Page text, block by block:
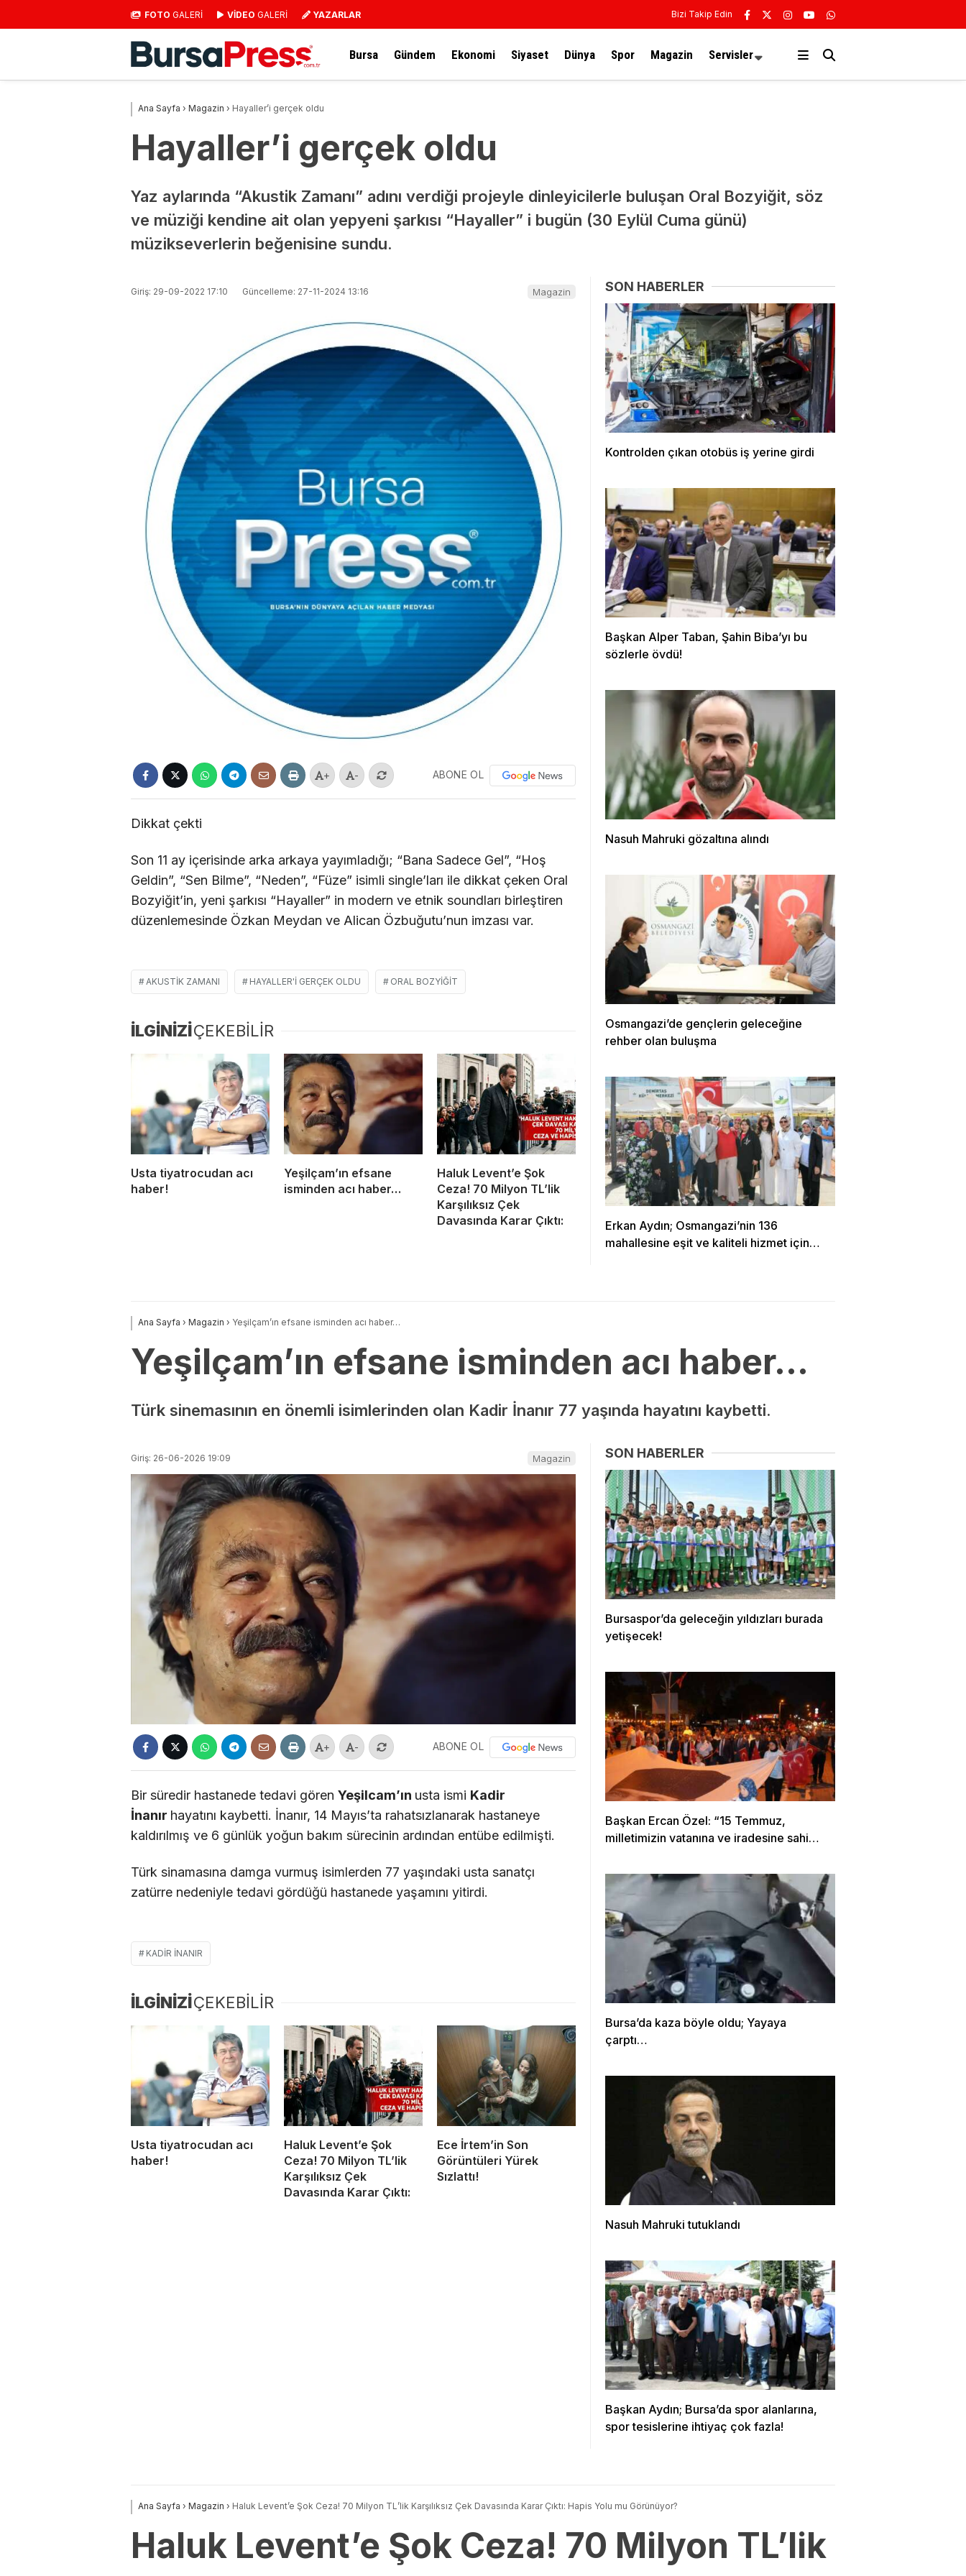
FOTO GALERİ VİDEO GALERİ YAZARLAR Bizi Takip Edin
Bursa Gündem Ekonomi Siyaset Dünya Spor Magazin Servisler
Ana Sayfa › Magazin › Hayaller’i gerçek oldu
Hayaller’i gerçek oldu
Yaz aylarında “Akustik Zamanı” adını verdiği projeyle dinleyicilerle buluşan Oral Bozyiğit, söz
ve müziği kendine ait olan yepyeni şarkısı “Hayaller” i bugün (30 Eylül Cuma günü)
müzikseverlerin beğenisine sundu.
Giriş: 29-09-2022 17:10 Güncelleme: 27-11-2024 13:16 Magazin
+ - ABONE OL
Dikkat çekti
Son 11 ay içerisinde arka arkaya yayımladığı; “Bana Sadece Gel”, “Hoş
Geldin”, “Sen Bilme”, “Neden”, “Füze” isimli single’ları ile dikkat çeken Oral
Bozyiğit’in, yeni şarkısı “Hayaller” in modern ve etnik soundları birleştiren
düzenlemesinde Özkan Meydan ve Alican Özbuğutu’nun imzası var.
AKUSTIK ZAMANI HAYALLER'I GERÇEK OLDU ORAL BOZYIĞIT
İLGİNİZİÇEKEBİLİR
Usta tiyatrocudan acı
haber!
Yeşilçam’ın efsane
isminden acı haber…
Haluk Levent’e Şok
Ceza! 70 Milyon TL’lik
Karşılıksız Çek
Davasında Karar Çıktı:
SON HABERLER
Kontrolden çıkan otobüs iş yerine girdi
Başkan Alper Taban, Şahin Biba’yı bu
sözlerle övdü!
Nasuh Mahruki gözaltına alındı
Osmangazi’de gençlerin geleceğine
rehber olan buluşma
Erkan Aydın; Osmangazi’nin 136
mahallesine eşit ve kaliteli hizmet için
Ana Sayfa › Magazin › Yeşilçam’ın efsane isminden acı haber…
Yeşilçam’ın efsane isminden acı haber…
Türk sinemasının en önemli isimlerinden olan Kadir İnanır 77 yaşında hayatını kaybetti.
Giriş: 26-06-2026 19:09 Magazin
+ - ABONE OL
Bir süredir hastanede tedavi gören Yeşilcam’ın usta ismi Kadir
İnanır hayatını kaybetti. İnanır, 14 Mayıs’ta rahatsızlanarak hastaneye
kaldırılmış ve 6 günlük yoğun bakım sürecinin ardından entübe edilmişti.
Türk sinamasına damga vurmuş isimlerden 77 yaşındaki usta sanatçı
zatürre nedeniyle tedavi gördüğü hastanede yaşamını yitirdi.
KADIR INANIR
İLGİNİZİÇEKEBİLİR
Usta tiyatrocudan acı
haber!
Haluk Levent’e Şok
Ceza! 70 Milyon TL’lik
Karşılıksız Çek
Davasında Karar Çıktı:
Ece İrtem’in Son
Görüntüleri Yürek
Sızlattı!
SON HABERLER
Bursaspor’da geleceğin yıldızları burada
yetişecek!
Başkan Ercan Özel: “15 Temmuz,
milletimizin vatanına ve iradesine sahip
Bursa’da kaza böyle oldu; Yayaya
çarptı…
Nasuh Mahruki tutuklandı
Başkan Aydın; Bursa’da spor alanlarına,
spor tesislerine ihtiyaç çok fazla!
Ana Sayfa › Magazin › Haluk Levent’e Şok Ceza! 70 Milyon TL’lik Karşılıksız Çek Davasında Karar Çıktı: Hapis Yolu mu Görünüyor?
Haluk Levent’e Şok Ceza! 70 Milyon TL’lik